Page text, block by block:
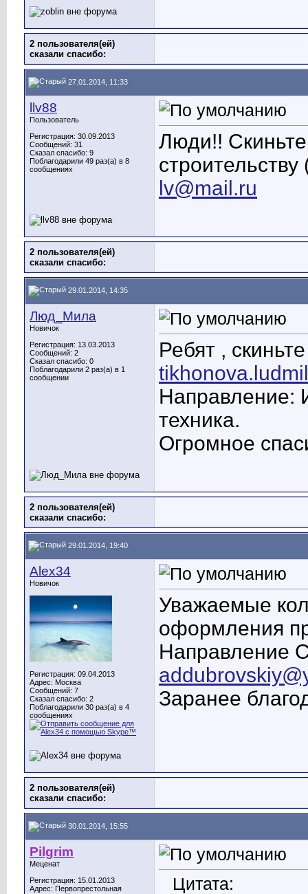
2 пользователя(ей)
сказали cпасибо:
27.01.2014, 11:33
llv88
Пользователь
Регистрация: 30.09.2013
Сообщений: 31
Сказал спасибо: 9
Поблагодарили 49 раз(а) в 8
сообщениях
Люди!! Скиньте
lv@mail.ru
2 пользователя(ей)
сказали cпасибо:
29.01.2014, 14:35
Люд_Мила
Новичок
Регистрация: 13.03.2013
Сообщений: 2
Сказал спасибо: 0
Поблагодарили 2 раз(а) в 1
сообщении
Ребят ,
Направление:
техника.
Огромное
2 пользователя(ей)
сказали cпасибо:
29.01.2014, 19:40
Alex34
Новичок
Регистрация: 09.04.2013
Адрес: Москва
Сообщений: 7
Сказал спасибо: 2
Поблагодарили 30 раз(а) в 4
сообщениях
Уважаемые
оформления
Направление
Заранее
2 пользователя(ей)
сказали cпасибо:
30.01.2014, 15:55
Pilgrim
Меценат
Регистрация: 15.01.2013
Адрес: Первопрестольная
Цитата: